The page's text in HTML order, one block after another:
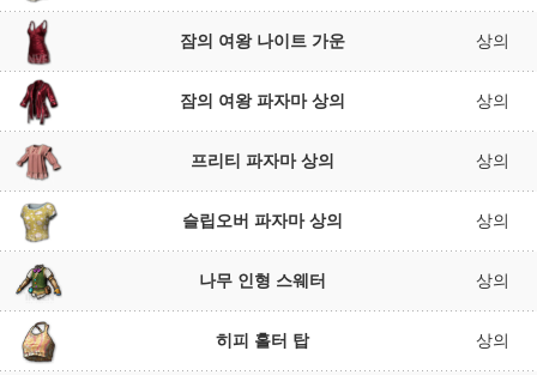
잠의 여왕 나이트 가운 상의
잠의 여왕 파자마 상의 상의
프리티 파자마 상의 상의
슬립오버 파자마 상의 상의
나무 인형 스웨터 상의
히피 홀터 탑 상의